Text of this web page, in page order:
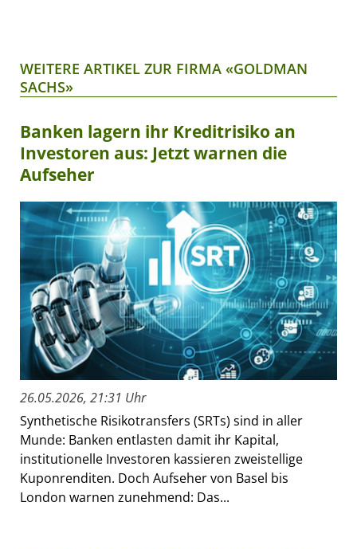
WEITERE ARTIKEL ZUR FIRMA «GOLDMAN
SACHS»
Banken lagern ihr Kreditrisiko an
Investoren aus: Jetzt warnen die
Aufseher
26.05.2026, 21:31 Uhr
Synthetische Risikotransfers (SRTs) sind in aller
Munde: Banken entlasten damit ihr Kapital,
institutionelle Investoren kassieren zweistellige
Kuponrenditen. Doch Aufseher von Basel bis
London warnen zunehmend: Das...